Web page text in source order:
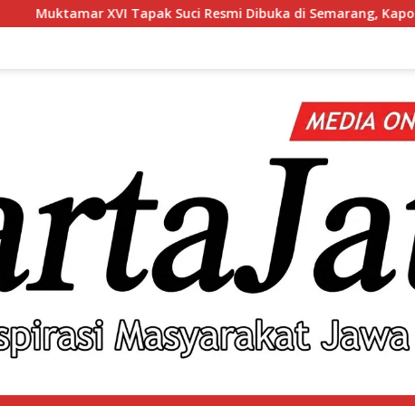
Resmi Dibuka di Semarang, Kapolri Terima Anugerah